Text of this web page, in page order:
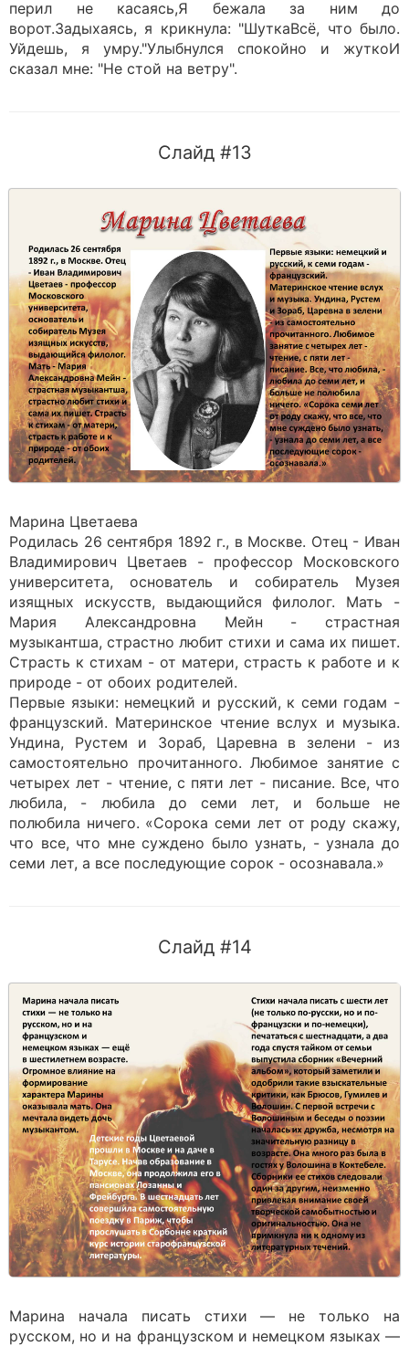
перил не касаясь,Я бежала за ним до
ворот.Задыхаясь, я крикнула: "ШуткаВсё, что было.
Уйдешь, я умру."Улыбнулся спокойно и жуткоИ
сказал мне: "Не стой на ветру".
Слайд #13
Марина Цветаева
Родилась 26 сентября 1892 г., в Москве. Отец - Иван
Владимирович Цветаев - профессор Московского
университета, основатель и собиратель Музея
изящных искусств, выдающийся филолог. Мать -
Мария Александровна Мейн - страстная
музыкантша, страстно любит стихи и сама их пишет.
Страсть к стихам - от матери, страсть к работе и к
природе - от обоих родителей.
Первые языки: немецкий и русский, к семи годам -
французский. Материнское чтение вслух и музыка.
Ундина, Рустем и Зораб, Царевна в зелени - из
самостоятельно прочитанного. Любимое занятие с
четырех лет - чтение, с пяти лет - писание. Все, что
любила, - любила до семи лет, и больше не
полюбила ничего. «Сорока семи лет от роду скажу,
что все, что мне суждено было узнать, - узнала до
семи лет, а все последующие сорок - осознавала.»
Слайд #14
Марина начала писать стихи — не только на
русском, но и на французском и немецком языках —